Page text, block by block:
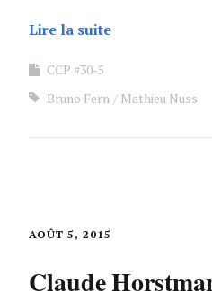
Lire la suite
CCP #30-5
Bruno Fern
Mathieu Nuss
AOÛT 5, 2015
Claude